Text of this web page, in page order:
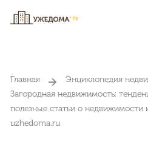
Главная
Энциклопедия
Загородная недвижимость:
полезные статьи о недвижимости
uzhedoma.ru